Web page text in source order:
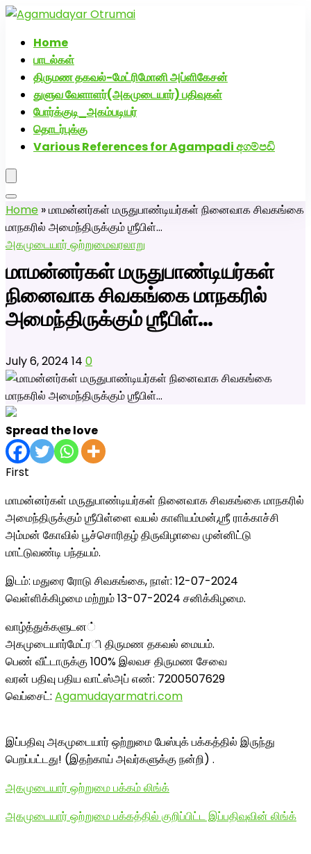
Home
பாடல்கள்
திருமண தகவல்-மேட்ரிமோனி அப்ளிகேசன்
துளுவ வேளாளர்(அகமுடையார்) பதிவுகள்
போர்க்குடி_அகம்படியர்
தொடர்புக்கு
Various References for Agampadi අගම්පඩි
Home »மாமன்னர்கள் மருதுபாண்டியர்கள் நினைவாக சிவகங்கை
மாநகரில் அமைந்திருக்கும் ஶ்ரீபிள்…
அகமுடையார் ஒற்றுமைவரலாறு
மாமன்னர்கள் மருதுபாண்டியர்கள்
நினைவாக சிவகங்கை மாநகரில்
அமைந்திருக்கும் ஶ்ரீபிள்…
July 6, 2024 14 0
Spread the love
First
மாமன்னர்கள் மருதுபாண்டியர்கள் நினைவாக சிவகங்கை மாநகரில்
அமைந்திருக்கும்ஶ்ரீபிள்ளை வயல் காளியம்மன்,ஶ்ரீராக்காச்சி
அம்மன் கோவில் பூச்சொரிதழ் திருவிழாவை முன்னிட்டு
மாட்டுவண்டி பந்தயம்.
இடம்: மதுரை ரோடு சிவகங்கை, நாள்: 12-07-2024
வெள்ளிக்கிழமை மற்றும் 13-07-2024 சனிக்கிழமை.
வாழ்த்துக்களுடன்
அகமுடையார்மேட்ரி திருமண தகவல் மையம்.
பெண் வீட்டாருக்கு 100% இலவச திருமண சேவை
வரன் பதிவு பதிய வாட்ஸ்அப் எண்: 7200507629
வெப்சைட்: Agamudayarmatri.com
இப்பதிவு அகமுடையார் ஒற்றுமை பேஸ்புக் பக்கத்தில் இருந்து
பெறப்பட்டது! (இதற்காய் அவர்களுக்கு நன்றி) .
அகமுடையார் ஒற்றுமை பக்கம் லிங்க்
அகமுடையார் ஒற்றுமை பக்கத்தில் குறிப்பிட்ட இப்பதிவுவின் லிங்க்
அகமுடையார் திருமண வரன்களுக்கு அகமுடையார்மேட்ரி-